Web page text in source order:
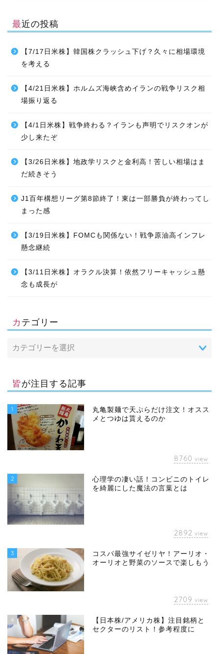
最近の投稿
【7/17日米株】韓国株クラッシュ下げ？久々に相場環境
を考える
【4/21日米株】ホルムズ海峡含めイランの戦争リスク相
場振り返る
【4/1日米株】戦争終わる？イランも声明でリスクオンが
少し来たぞ
【3/26日米株】地政学リスクと金利高！苦しい相場はま
だ続きそう
J1百年構想リーグ第8節終了！東は一部勝負が終わってし
まった感
【3/19日米株】FOMCも関係ない！戦争原油高インフレ
懸念継続
【3/11日米株】オラクル決算！依然フリーキャッシュ懸
念も成長が
カテゴリー
皆が注目する記事
1
丸亀製麺で天ぷらだけ注文！オスス
メとつゆは貰えるのか
8760 view
2
心理学の凄い話！コンビニのトイレ
を綺麗にした魔法の言葉とは
2892 view
3
コスパ最強サイゼリヤ！アーリオ・
オーリオと野菜のソースで楽しもう
2709 view
4
【日本株/アメリカ株】注目銘柄と
セクターのリスト！参考程度に